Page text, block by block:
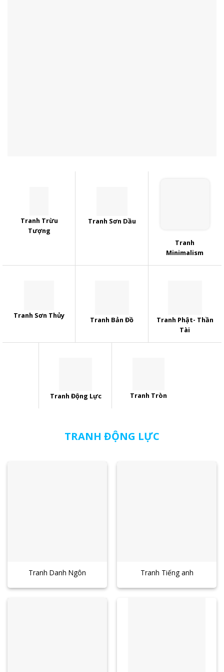
Tranh Trừu
Tượng
Tranh Sơn Dầu
Tranh
Minimalism
Tranh Sơn Thủy
Tranh Bản Đồ
Tranh Phật- Thần
Tài
Tranh Động Lực Tranh Tròn
TRANH ĐỘNG LỰC
Tranh Danh Ngôn Tranh Tiếng anh